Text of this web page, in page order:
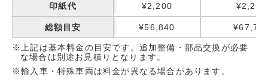
印紙代 ¥2,200 ¥2,200
総額目安 ¥56,840
※上記は基本料金の目安です。追加整備・部品交換が必要
な場合は別途お見積りとなります。
※輸入車・特殊車両は料金が異なる場合があります。